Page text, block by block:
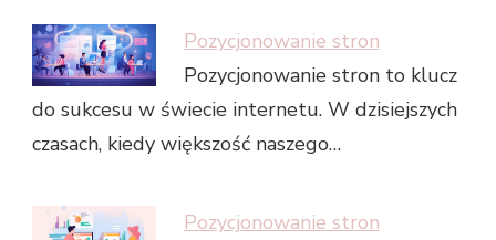
Pozycjonowanie stron
Pozycjonowanie stron to klucz
do sukcesu w świecie internetu. W dzisiejszych
czasach, kiedy większość naszego…
Pozycjonowanie stron